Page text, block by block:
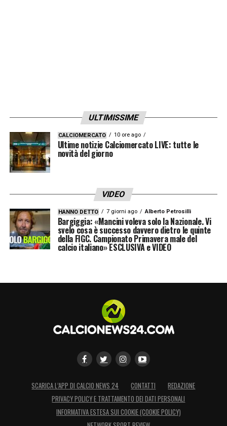
ULTIMISSIME
CALCIOMERCATO 10 ore ago
Ultime notizie Calciomercato LIVE: tutte le
novità del giorno
VIDEO
HANNO DETTO 7 giorni ago Alberto Petrosilli
Bargiggia: «Mancini voleva solo la Nazionale. Vi
svelo cosa è successo davvero dietro le quinte
della FIGC. Campionato Primavera male del
calcio italiano» ESCLUSIVA e VIDEO
SCARICA L’APP DI CALCIO NEWS 24 CONTATTI
REDAZIONE
PRIVACY POLICY E TRATTAMENTO DEI DATI PERSONALI
INFORMATIVA ESTESA SUI COOKIE (COOKIE POLICY)